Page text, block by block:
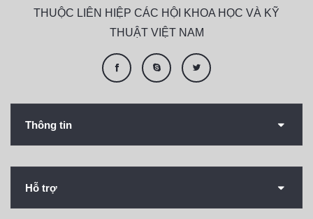
THUỘC LIÊN HIỆP CÁC HỘI KHOA HỌC VÀ KỸ
THUẬT VIỆT NAM
Thông tin
Hỗ trợ